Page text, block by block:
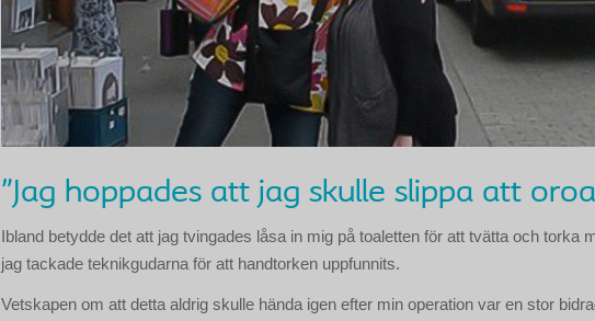
"Jag hoppades att jag skulle slippa att
Ibland betydde det att jag tvingades låsa in mig på toaletten för att tvätta och torka
jag tackade teknikgudarna för att handtorken uppfunnits.
Vetskapen om att detta aldrig skulle hända igen efter min operation var en stor